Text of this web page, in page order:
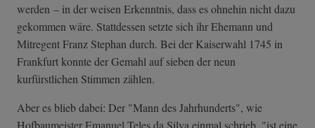
werden – in der weisen Erkenntnis, dass es ohnehin nicht dazu
gekommen wäre. Stattdessen setzte sich ihr Ehemann und
Mitregent Franz Stephan durch. Bei der Kaiserwahl 1745 in
Frankfurt konnte der Gemahl auf sieben der neun
kurfürstlichen Stimmen zählen.
Aber es blieb dabei: Der "Mann des Jahrhunderts", wie